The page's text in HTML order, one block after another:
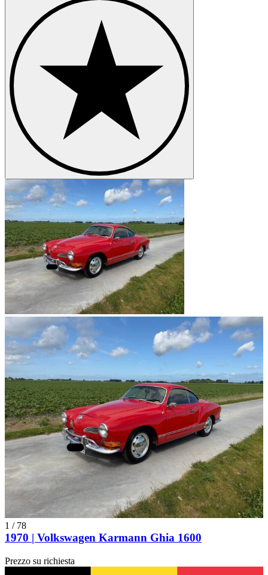
1 / 78
1970 | Volkswagen Karmann Ghia 1600
Prezzo su richiesta